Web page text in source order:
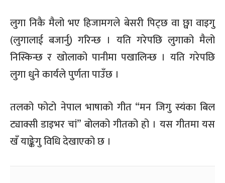
लुगा निकै मैलो भए हिजामगले बेसरी पिट्छ वा छ्वा वाइगु
(लुगालाई बजार्नु) गरिन्छ । यति गरेपछि लुगाको मैलो
निस्किन्छ र खोलाको पानीमा पखालिन्छ । यति गरेपछि
लुगा धुने कार्यले पुर्णता पाउँछ ।
तलको फोटो नेपाल भाषाको गीत “मन जिगु स्यंका बिल
ट्याक्सी डाइभर चां” बोलको गीतको हो । यस गीतमा यस
खँ याङ्केगु विधि देखाएको छ ।